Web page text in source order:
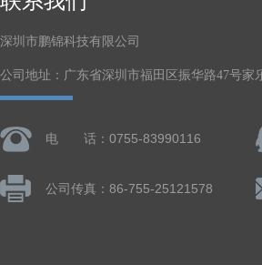
深圳市鹏锦科技有限公司
公司地址：广东省深圳市福田区振华路47号家
电 话：0755-83990116
公司传真：86-755-25121578